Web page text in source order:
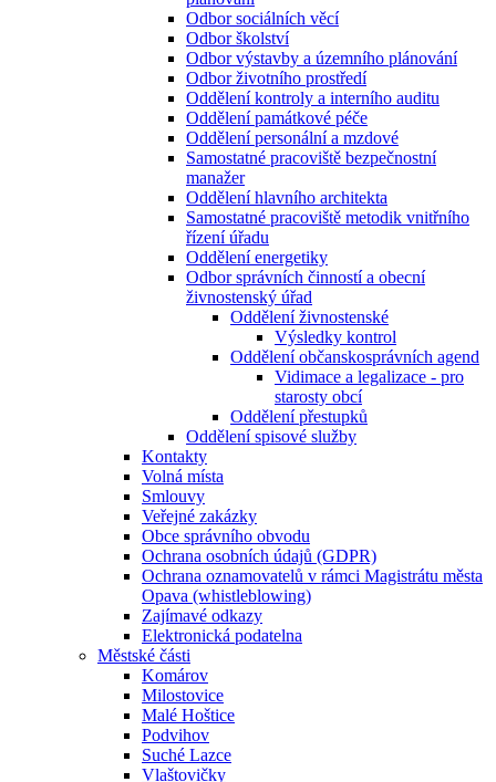
Odbor sociálních věcí
Odbor školství
Odbor výstavby a územního plánování
Odbor životního prostředí
Oddělení kontroly a interního auditu
Oddělení památkové péče
Oddělení personální a mzdové
Samostatné pracoviště bezpečnostní
manažer
Oddělení hlavního architekta
Samostatné pracoviště metodik vnitřního
řízení úřadu
Oddělení energetiky
Odbor správních činností a obecní
živnostenský úřad
Oddělení živnostenské
Výsledky kontrol
Oddělení občanskosprávních agend
Vidimace a legalizace - pro
starosty obcí
Oddělení přestupků
Oddělení spisové služby
Kontakty
Volná místa
Smlouvy
Veřejné zakázky
Obce správního obvodu
Ochrana osobních údajů (GDPR)
Ochrana oznamovatelů v rámci Magistrátu města
Opava (whistleblowing)
Zajímavé odkazy
Elektronická podatelna
Městské části
Komárov
Milostovice
Malé Hoštice
Podvihov
Suché Lazce
Vlaštovičky